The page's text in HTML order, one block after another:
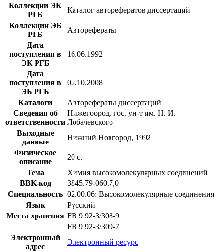
Коллекции ЭК
РГБ
Каталог авторефератов диссертаций
Коллекции ЭБ
РГБ
Авторефераты
Дата
поступления в
ЭК РГБ
16.06.1992
Дата
поступления в
ЭБ РГБ
02.10.2008
Каталоги
Авторефераты диссертаций
Сведения об
ответственности
Нижегоород. гос. ун-т им. Н. И.
Лобачевского
Выходные
данные
Нижний Новгород, 1992
Физическое
описание
20 с.
Тема
Химия высокомолекулярных соединений
BBK-код
З845.79-060.7,0
Специальность 02.00.06: Высокомолекулярные соединения
Язык
Русский
Места хранения FB 9 92-3/308-9
FB 9 92-3/309-7
Электронный
адрес
Электронный ресурс